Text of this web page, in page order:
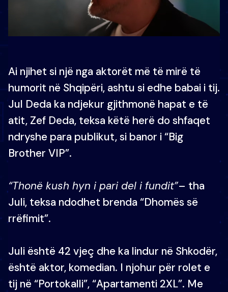
Ai njihet si një nga aktorët më të mirë të
humorit në Shqipëri, ashtu si edhe babai i tij.
Jul Deda ka ndjekur gjithmonë hapat e të
atit, Zef Deda, teksa këtë herë do shfaqet
ndryshe para publikut, si banor i “Big
Brother VIP”.
“Thonë kush hyn i pari del i fundit”– tha
Juli, teksa ndodhet brenda “Dhomës së
rrëfimit”.
Juli është 42 vjeç dhe ka lindur në Shkodër,
është aktor, komedian. I njohur për rolet e
tij në “Portokalli”, “Apartamenti 2XL”. Me